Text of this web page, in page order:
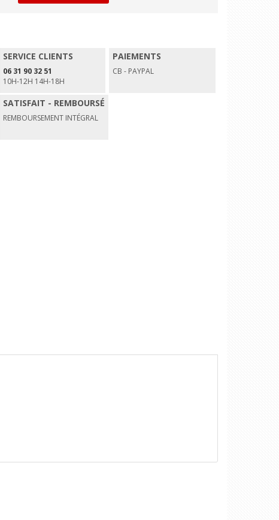
SERVICE CLIENTS
06 31 90 32 51
10H-12H 14H-18H
PAIEMENTS
CB - PAYPAL
SATISFAIT - REMBOURSÉ
REMBOURSEMENT INTÉGRAL